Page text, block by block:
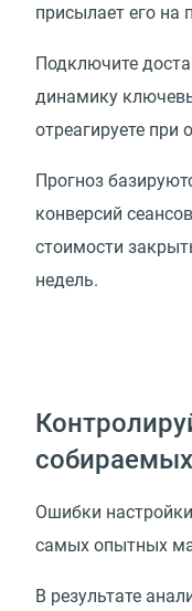
присылает его на
Подключите
динамику
отреагируете при
Прогноз
конверсий
стоимости
недель.
Ошибки
самых опытных
В результате